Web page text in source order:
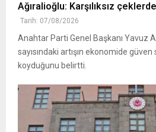
Ağıralioğlu: Karşılıksız
Tarih: 07/08/2026
Anahtar Parti Genel Başkanı Yavuz
sayısındaki artışın ekonomide
koyduğunu belirtti.